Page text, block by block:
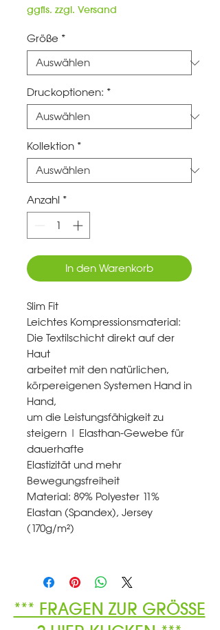
ggfls. zzgl. Versand
Größe *
Druckoptionen: *
Kollektion *
Anzahl *
In den Warenkorb
Slim Fit
Leichtes Kompressionsmaterial:
Die Textilschicht direkt auf der
Haut
arbeitet mit den natürlichen,
körpereigenen Systemen Hand in
Hand,
um die Leistungsfähigkeit zu
steigern | Elasthan‐Gewebe für
dauerhafte
Elastizität und mehr
Bewegungsfreiheit
Material: 89% Polyester 11%
Elastan (Spandex), Jersey
(170g/m²)
*** FRAGEN ZUR GRÖSSE